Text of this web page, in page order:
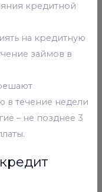
кредитной
на кредитную
займов в
в течение недели
– не позднее 3